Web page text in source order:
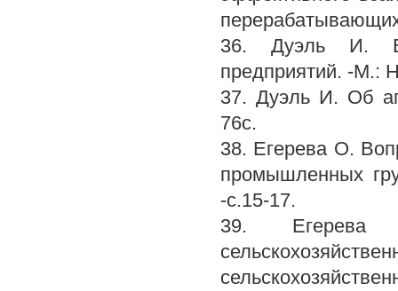
36. Дуэль И.
предприятий. -М.:
37. Дуэль И. Об
76с.
38. Егерева О.
промышленных
-с.15-17.
39. Егерева